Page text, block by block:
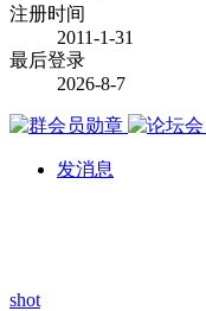
注册时间
2011-1-31
最后登录
2026-8-7
发消息
shot